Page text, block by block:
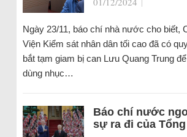
Ngày 23/11, báo chí nhà nước cho biết,
Viện Kiểm sát nhân dân tối cao đã có
bắt tạm giam bị can Lưu Quang Trung
dùng nhục…
Báo chí nước
sự ra đi của